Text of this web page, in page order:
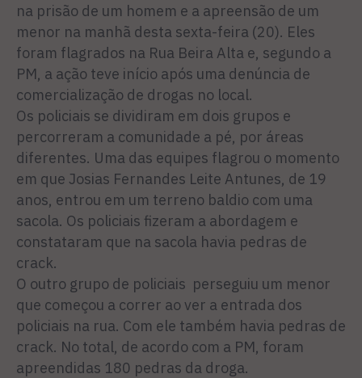
na prisão de um homem e a apreensão de um
menor na manhã desta sexta-feira (20). Eles
foram flagrados na Rua Beira Alta e, segundo a
PM, a ação teve início após uma denúncia de
comercialização de drogas no local.
Os policiais se dividiram em dois grupos e
percorreram a comunidade a pé, por áreas
diferentes. Uma das equipes flagrou o momento
em que Josias Fernandes Leite Antunes, de 19
anos, entrou em um terreno baldio com uma
sacola. Os policiais fizeram a abordagem e
constataram que na sacola havia pedras de
crack.
O outro grupo de policiais perseguiu um menor
que começou a correr ao ver a entrada dos
policiais na rua. Com ele também havia pedras de
crack. No total, de acordo com a PM, foram
apreendidas 180 pedras da droga.